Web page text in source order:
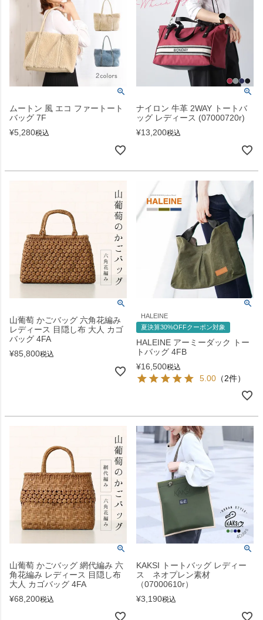
ムートン 風 エコ ファートート
バッグ 7F
¥5,280税込
ナイロン 牛革 2WAY トートバ
ッグ レディース (07000720r)
¥13,200税込
山葡萄 かごバッグ 六角花編み
レディース 目隠し布 大人 カゴ
バッグ 4FA
¥85,800税込
HALEINE
夏決算30%OFFクーポン対象
HALEINE アーミーダック トー
トバッグ 4FB
¥16,500税込
5.00 （2件）
山葡萄 かごバッグ 網代編み 六
角花編み レディース 目隠し布
大人 カゴバッグ 4FA
¥68,200税込
KAKSI トートバッグ レディー
ス ネオプレン素材
（07000610r）
¥3,190税込